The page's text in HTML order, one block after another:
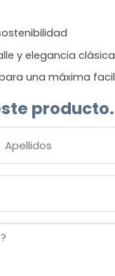
y elegancia clásica
una máxima
producto.